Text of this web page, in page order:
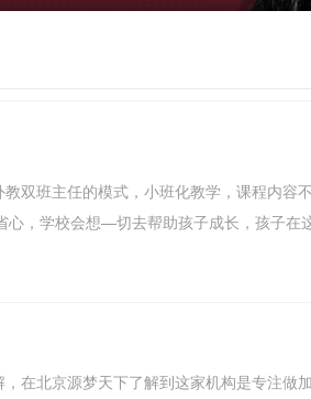
双班主任的模式，小班化教学，课程内容
，学校会想—切去帮助孩子成长，孩子在
在北京源梦天下了解到这家机构是专注做